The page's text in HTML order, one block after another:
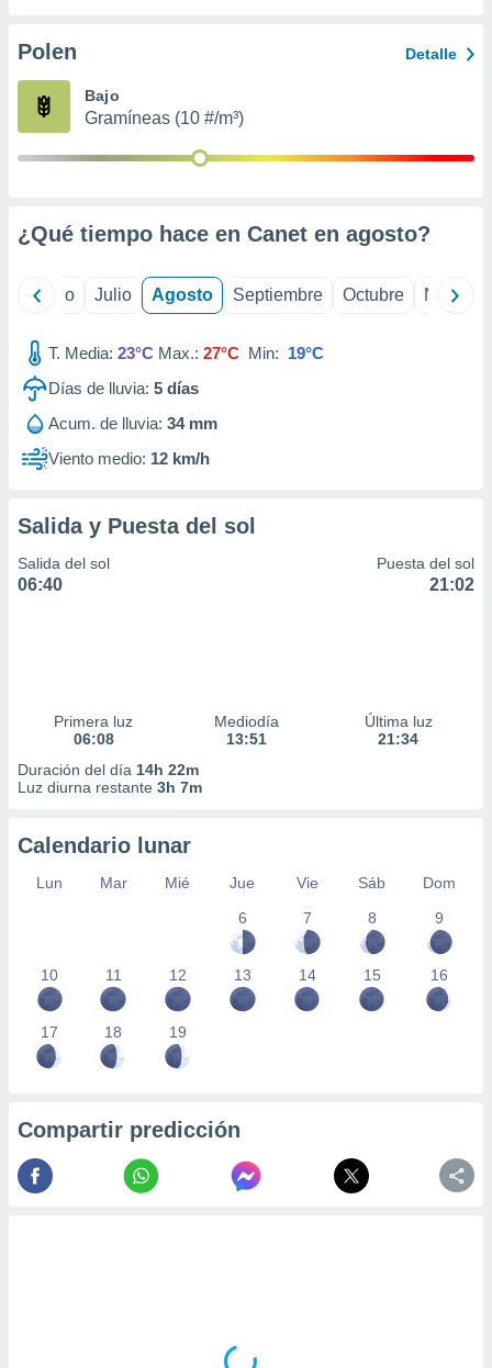
e
mediante
publicidad
publicidad
1199
Polen Detalle
Bajo
Gramíneas (10 #/m³)
¿Qué tiempo hace en Canet en agosto?
Junio Julio Agosto Septiembre Octubre
T. Media: 23°C Max.: 27°C Min: 19°C
Días de lluvia: 5 días
Acum. de lluvia: 34 mm
Viento medio: 12 km/h
Salida y Puesta del sol
Salida del sol
06:40
Puesta del sol
21:02
Primera luz
06:08
Mediodía
13:51
Última luz
21:34
Duración del día 14h 22m
Luz diurna restante 3h 7m
Calendario lunar
Lun Mar Mié Jue Vie Sáb
Dom
6
7 8 9
10 11 12 13 14 15 16
17 18 19
Compartir predicción